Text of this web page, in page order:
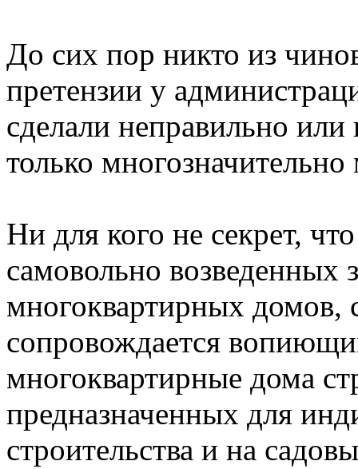
До сих пор никто из
претензии у
сделали неправильно
только
Ни для кого не секрет,
самовольно возведенных
многоквартирных домов,
сопровождается
многоквартирные дома
предназначенных для
строительства и на